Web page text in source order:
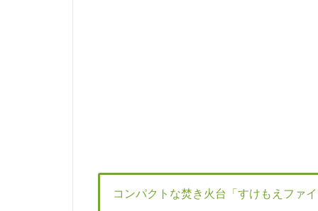
コンパクトな焚き火台「すけもえファ